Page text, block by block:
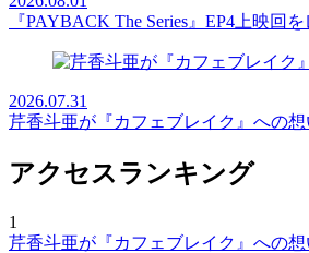
『PAYBACK The Series』EP4上映
2026.07.31
芹香斗亜が『カフェブレイク』への
アクセスランキング
1
芹香斗亜が『カフェブレイク』への